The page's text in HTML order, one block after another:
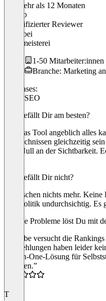
Vor mehr als 12 Monaten
Philipp
Verifizierter Reviewer
bei
Klickmeisterei
1-50 Mitarbeiter:innen
Branche: Marketing
Use cases:
Local SEO
Was gefällt Dir am besten?
Was das Tool angeblich alles
Verzeichnissen gleichzeitig
aber Null an der Sichtbarkeit.
Was gefällt Dir nicht?
Inzwischen nichts mehr.
Preispolitik undurchsichtig. Es
Welche Probleme löst Du mit
Ich habe versucht die
Empfehlungen haben leider
“All-in-One-Lösung für
möchten.”
T